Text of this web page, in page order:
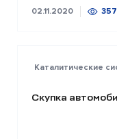
02.11.2020
Каталитические
Скупка